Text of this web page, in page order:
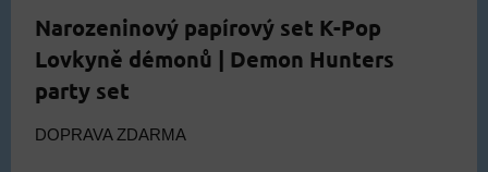
Narozeninový papírový set K-Pop
Lovkyně démonů | Demon Hunters
party set
DOPRAVA ZDARMA